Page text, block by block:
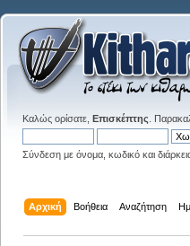
Καλώς ορίσατε, Επισκέπτης .
Σύνδεση με όνομα, κωδικό και
Αρχική Βοήθεια Αναζήτηση